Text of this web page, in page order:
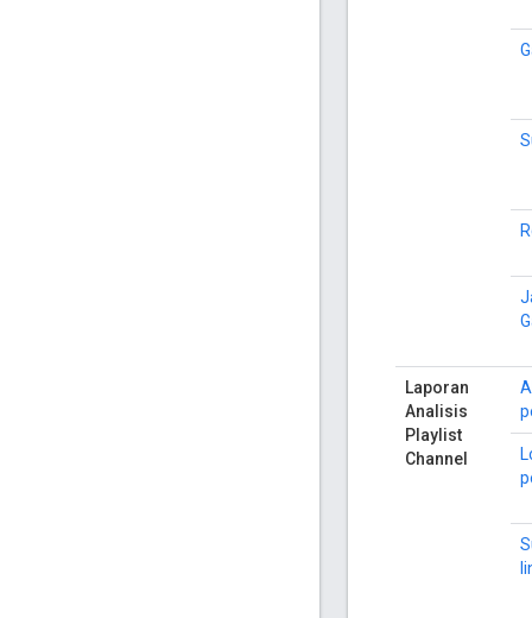
Laporan
Analisis
Playlist
Channel